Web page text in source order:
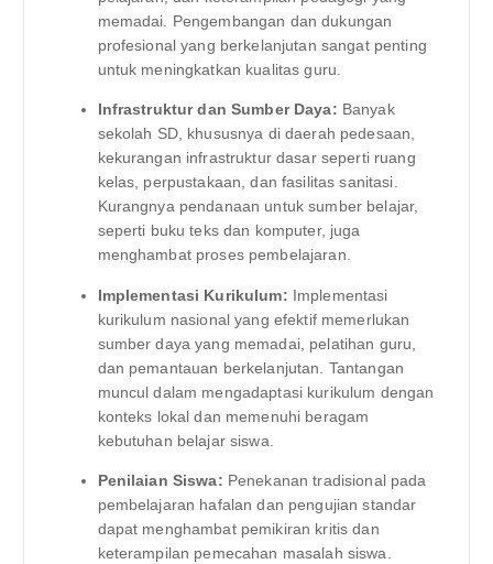
memadai. Pengembangan dan dukungan
profesional yang berkelanjutan sangat penting
untuk meningkatkan kualitas guru.
Infrastruktur dan Sumber Daya: Banyak
sekolah SD, khususnya di daerah pedesaan,
kekurangan infrastruktur dasar seperti ruang
kelas, perpustakaan, dan fasilitas sanitasi.
Kurangnya pendanaan untuk sumber belajar,
seperti buku teks dan komputer, juga
menghambat proses pembelajaran.
Implementasi Kurikulum: Implementasi
kurikulum nasional yang efektif memerlukan
sumber daya yang memadai, pelatihan guru,
dan pemantauan berkelanjutan. Tantangan
muncul dalam mengadaptasi kurikulum dengan
konteks lokal dan memenuhi beragam
kebutuhan belajar siswa.
Penilaian Siswa: Penekanan tradisional pada
pembelajaran hafalan dan pengujian standar
dapat menghambat pemikiran kritis dan
keterampilan pemecahan masalah siswa.